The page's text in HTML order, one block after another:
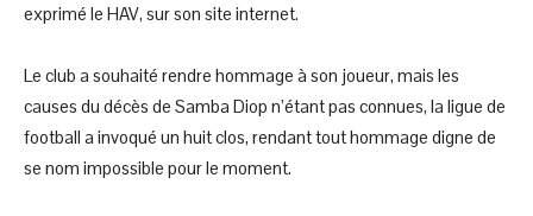
exprimé le HAV, sur son site internet.
Le club a souhaité rendre hommage à son joueur, mais les
causes du décès de Samba Diop n’étant pas connues, la ligue de
football a invoqué un huit clos, rendant tout hommage digne de
se nom impossible pour le moment.